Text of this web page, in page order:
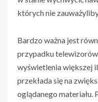
których nie
Bardzo ważna jest
przypadku
wyświetlenia większej
przekłada się na
oglądanego materiału.